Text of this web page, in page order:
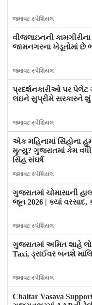
જમાવટ સ્પેશિયલ
વીજલાઇનની
જામનગરના ખેડૂતોમાં છે
જમાવટ સ્પેશિયલ
પ્રદર્શનકારીઓ પર પેલેટ
લઇને સુપ્રીમે સરકારને
જમાવટ સ્પેશિયલ
એક મહિનામાં સિંહોના
મૃત્યુ? ગુજરાતમાં કેમ
સિંહ સંઘર્ષ
જમાવટ સ્પેશિયલ
ગુજરાતમાં ચોમાસાની
જૂન 2026 | ક્યાં વરસાદ,
જમાવટ સ્પેશિયલ
ગુજરાતમાં અમિત શાહે
Taxi, ડ્રાઈવર બનશે
જમાવટ સ્પેશિયલ
Chaitar Vasava